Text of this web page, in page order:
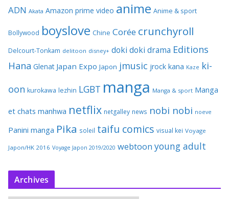
ADN Akata Amazon prime video anime Anime & sport
Bollywood boyslove Chine Corée crunchyroll
Delcourt-Tonkam delitoon disney+ doki doki drama Editions
Hana Glenat Japan Expo Japon jmusic jrock kana Kaze ki-
oon kurokawa lezhin LGBT manga Manga & sport Manga
et chats manhwa netflix netgalley news nobi nobi noeve
Panini manga Pika soleil taifu comics visual kei Voyage
Japon/HK 2016 Voyage Japon 2019/2020 webtoon young adult
Archives